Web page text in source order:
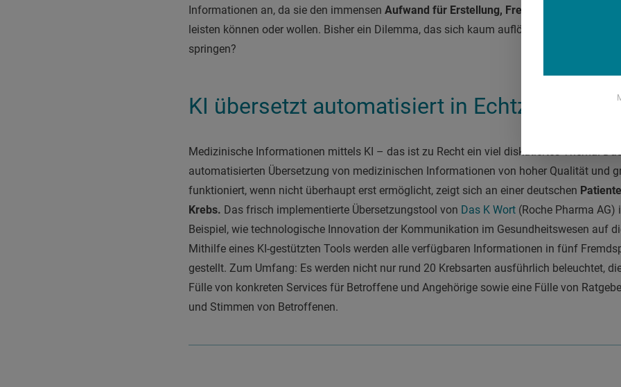
Informationen an, da sie den immensen Aufwand für Erstellung, Freigabe und
leisten können oder wollen. Bisher ein Dilemma, das sich kaum auflösen ließ. Inwieweit
springen?
KI übersetzt automatisiert in Echtzeit
Medizinische Informationen mittels KI – das ist zu Recht ein viel diskutiertes Thema.
automatisierten Übersetzung von medizinischen Informationen von hoher Qualität und
funktioniert, wenn nicht überhaupt erst ermöglicht, zeigt sich an einer deutschen
Krebs. Das frisch implementierte Übersetzungstool von Das K Wort (Roche Pharma AG)
Beispiel, wie technologische Innovation der Kommunikation im Gesundheitswesen auf
Mithilfe eines KI-gestützten Tools werden alle verfügbaren Informationen in fünf
gestellt. Zum Umfang: Es werden nicht nur rund 20 Krebsarten ausführlich beleuchtet,
Fülle von konkreten Services für Betroffene und Angehörige sowie eine Fülle von
und Stimmen von Betroffenen.